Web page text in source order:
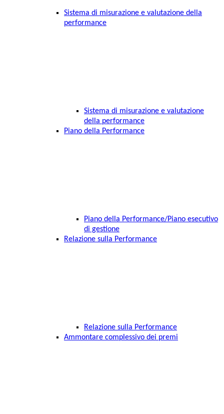
Sistema di misurazione e valutazione della
performance
Sistema di misurazione e valutazione
della performance
Piano della Performance
Piano della Performance/Piano esecutivo
di gestione
Relazione sulla Performance
Relazione sulla Performance
Ammontare complessivo dei premi